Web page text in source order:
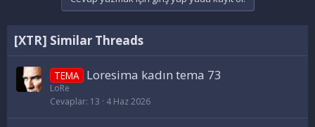
[XTR] Similar Threads
TEMA Loresima kadın tema 73
LoRe
Cevaplar 13 4 Haz 2026